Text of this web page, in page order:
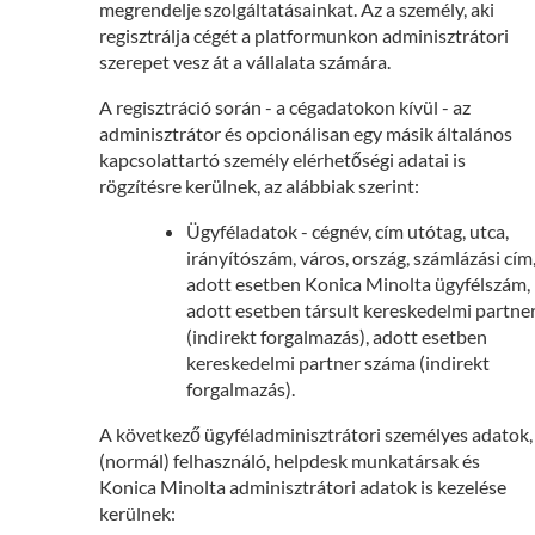
megrendelje szolgáltatásainkat. Az a személy, aki
regisztrálja cégét a platformunkon adminisztrátori
szerepet vesz át a vállalata számára.
A regisztráció során - a cégadatokon kívül - az
adminisztrátor és opcionálisan egy másik általános
kapcsolattartó személy elérhetőségi adatai is
rögzítésre kerülnek, az alábbiak szerint:
Ügyféladatok - cégnév, cím utótag, utca,
irányítószám, város, ország, számlázási cím,
adott esetben Konica Minolta ügyfélszám,
adott esetben társult kereskedelmi
(indirekt forgalmazás), adott esetben
kereskedelmi partner száma (indirekt
forgalmazás).
A következő ügyféladminisztrátori személyes adatok,
(normál) felhasználó, helpdesk munkatársak és
Konica Minolta adminisztrátori adatok is kezelése
kerülnek: